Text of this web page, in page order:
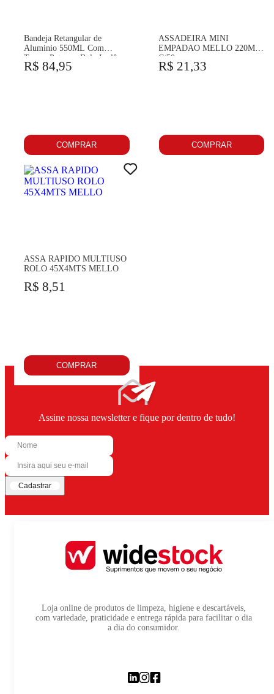
Bandeja Retangular de
Aluminio 550ML Com
Tampa Pet para Bolo Inglês
C/50un
R$ 84,95
COMPRAR
ASSADEIRA MINI
EMPADAO MELLO 220ML
C/50
R$ 21,33
COMPRAR
ASSA RAPIDO MULTIUSO
ROLO 45X4MTS MELLO
R$ 8,51
COMPRAR
Assine nossa newsletter e fique por dentro de tudo!
Cadastrar
Loja online de produtos de limpeza, higiene e descartáveis,
com variedade, praticidade e entrega rápida para facilitar o dia
a dia do consumidor.